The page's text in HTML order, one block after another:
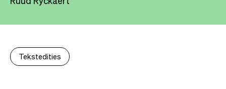
Tekstedities